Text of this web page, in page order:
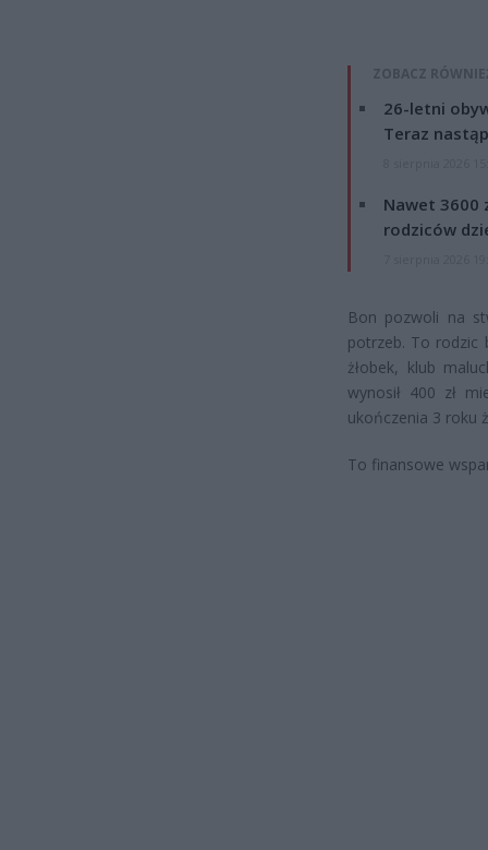
ZOBACZ
26-letni
Teraz
Nawet 3600
rodziców
Bon pozwoli na
potrzeb. To rodzic
żłobek, klub
wynosił 400 zł
ukończenia 3 roku
To finansowe